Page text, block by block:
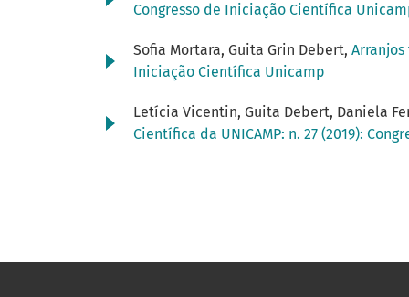
Congresso de Iniciação Científica
Sofia Mortara, Guita Grin Debert,
Iniciação Científica Unicamp
Letícia Vicentin, Guita Debert, Daniela
Científica da UNICAMP: n. 27 (2019):